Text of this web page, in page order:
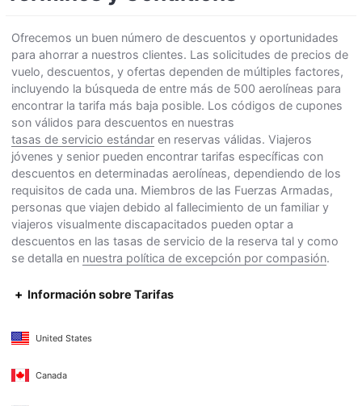
Ofrecemos un buen número de descuentos y oportunidades
para ahorrar a nuestros clientes. Las solicitudes de precios de
vuelo, descuentos, y ofertas dependen de múltiples factores,
incluyendo la búsqueda de entre más de 500 aerolíneas para
encontrar la tarifa más baja posible. Los códigos de cupones
son válidos para descuentos en nuestras
tasas de servicio estándar en reservas válidas. Viajeros
jóvenes y senior pueden encontrar tarifas específicas con
descuentos en determinadas aerolíneas, dependiendo de los
requisitos de cada una. Miembros de las Fuerzas Armadas,
personas que viajen debido al fallecimiento de un familiar y
viajeros visualmente discapacitados pueden optar a
descuentos en las tasas de servicio de la reserva tal y como
se detalla en nuestra política de excepción por compasión.
Información sobre Tarifas
United States
Canada